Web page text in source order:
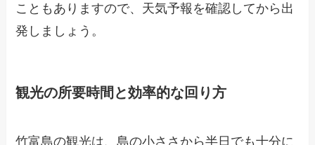
こともありますので、天気予報を確認してから出
発しましょう。
観光の所要時間と効率的な回り方
竹富島の観光は、島の小ささから半日でも十分に